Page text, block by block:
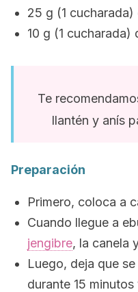
25 g (1 cucharada)
10 g (1
Te
llantén y anís
Preparación
Primero, coloca a
Cuando llegue a
jengibre, la canela
Luego, deja que
durante 15